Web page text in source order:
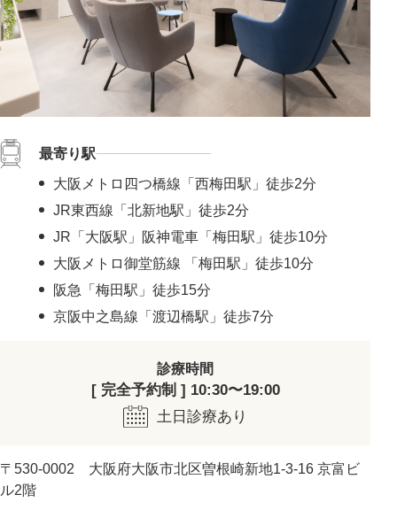
最寄り駅
大阪メトロ四つ橋線「西梅田駅」徒歩2分
JR東西線「北新地駅」徒歩2分
JR「大阪駅」阪神電車「梅田駅」徒歩10分
大阪メトロ御堂筋線 「梅田駅」徒歩10分
阪急「梅田駅」徒歩15分
京阪中之島線「渡辺橋駅」徒歩7分
診療時間
[ 完全予約制 ] 10:30〜19:00
土日診療あり
〒530-0002 大阪府大阪市北区曽根崎新地1-3-16 京富ビ
ル2階